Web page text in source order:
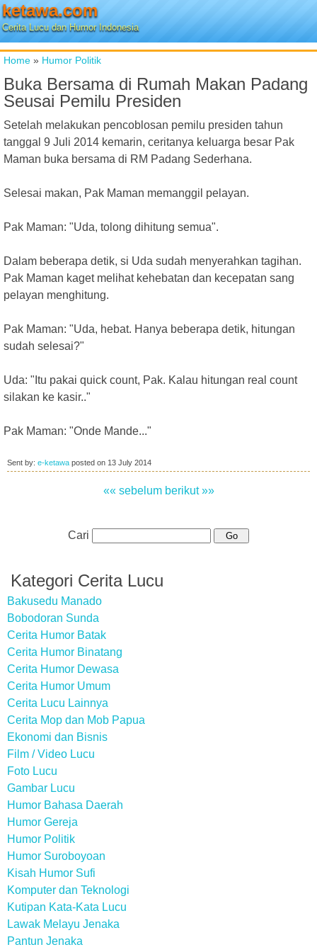
ketawa.com
Cerita Lucu dan Humor Indonesia
Home » Humor Politik
Buka Bersama di Rumah Makan Padang
Seusai Pemilu Presiden
Setelah melakukan pencoblosan pemilu presiden tahun
tanggal 9 Juli 2014 kemarin, ceritanya keluarga besar Pak
Maman buka bersama di RM Padang Sederhana.
Selesai makan, Pak Maman memanggil pelayan.
Pak Maman: "Uda, tolong dihitung semua".
Dalam beberapa detik, si Uda sudah menyerahkan tagihan.
Pak Maman kaget melihat kehebatan dan kecepatan sang
pelayan menghitung.
Pak Maman: "Uda, hebat. Hanya beberapa detik, hitungan
sudah selesai?"
Uda: "Itu pakai quick count, Pak. Kalau hitungan real count
silakan ke kasir.."
Pak Maman: "Onde Mande..."
Sent by: e-ketawa posted on 13 July 2014
«« sebelum berikut »»
Cari
Kategori Cerita Lucu
Bakusedu Manado
Bobodoran Sunda
Cerita Humor Batak
Cerita Humor Binatang
Cerita Humor Dewasa
Cerita Humor Umum
Cerita Lucu Lainnya
Cerita Mop dan Mob Papua
Ekonomi dan Bisnis
Film / Video Lucu
Foto Lucu
Gambar Lucu
Humor Bahasa Daerah
Humor Gereja
Humor Politik
Humor Suroboyoan
Kisah Humor Sufi
Komputer dan Teknologi
Kutipan Kata-Kata Lucu
Lawak Melayu Jenaka
Pantun Jenaka